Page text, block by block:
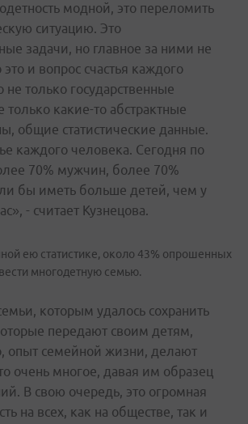
модной, это переломить
ситуацию. Это
задачи, но главное за ними не
это и вопрос счастья каждого
не только государственные
только какие-то абстрактные
общие статистические данные.
каждого человека. Сегодня по
70% мужчин, более 70%
бы иметь больше детей, чем у
- считает Кузнецова.
ею статистике, около 43% опрошенных
многодетную семью.
которым удалось сохранить
передают своим детям,
опыт семейной жизни, делают
очень многое, давая им образец
В свою очередь, это огромная
на всех, как на обществе, так и